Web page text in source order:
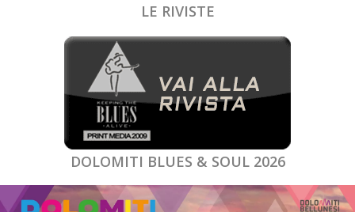
LE RIVISTE
DOLOMITI BLUES & SOUL 2026